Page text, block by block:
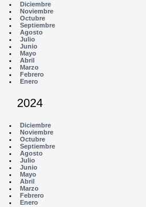
Diciembre
Noviembre
Octubre
Septiembre
Agosto
Julio
Junio
Mayo
Abril
Marzo
Febrero
Enero
2024
Diciembre
Noviembre
Octubre
Septiembre
Agosto
Julio
Junio
Mayo
Abril
Marzo
Febrero
Enero